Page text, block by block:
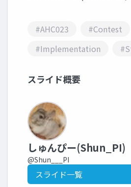
#AHC023 #Contest
#Implementation
スライド概要
しゅんぴー(Shun_PI)
@Shun___PI
スライド一覧